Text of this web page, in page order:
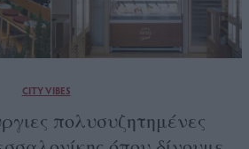
CITY VIBES
πολυσυζητημένες